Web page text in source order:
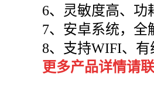
6、 灵敏度高、功
7、安卓系统，全
8、 支持WIFI、有
更多产品详情请